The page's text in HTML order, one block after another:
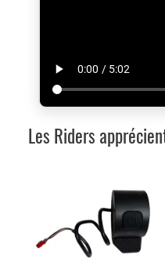
Les Riders